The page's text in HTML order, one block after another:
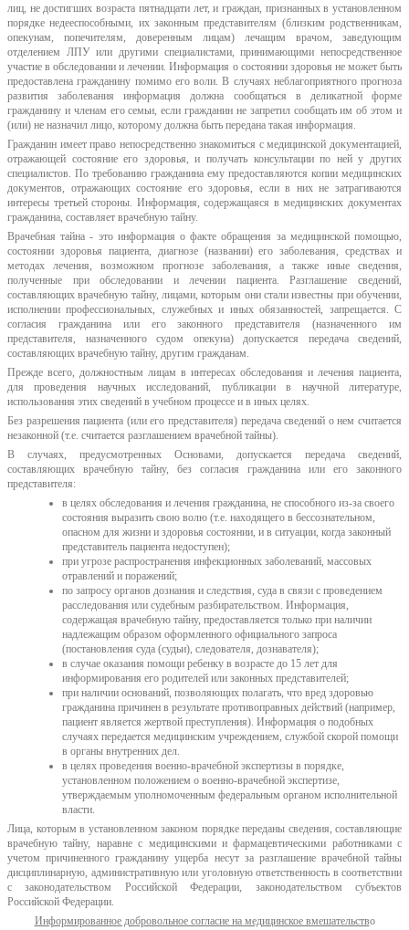
лиц, не достигших возраста пятнадцати лет, и граждан, признанных в установленном
порядке недееспособными, их законным представителям (близким родственникам,
опекунам, попечителям, доверенным лицам) лечащим врачом, заведующим
отделением ЛПУ или другими специалистами, принимающими непосредственное
участие в обследовании и лечении. Информация о состоянии здоровья не может быть
предоставлена гражданину помимо его воли. В случаях неблагоприятного прогноза
развития заболевания информация должна сообщаться в деликатной форме
гражданину и членам его семьи, если гражданин не запретил сообщать им об этом и
(или) не назначил лицо, которому должна быть передана такая информация.
Гражданин имеет право непосредственно знакомиться с медицинской документацией,
отражающей состояние его здоровья, и получать консультации по ней у других
специалистов. По требованию гражданина ему предоставляются копии медицинских
документов, отражающих состояние его здоровья, если в них не затрагиваются
интересы третьей стороны. Информация, содержащаяся в медицинских документах
гражданина, составляет врачебную тайну.
Врачебная тайна - это информация о факте обращения за медицинской помощью,
состоянии здоровья пациента, диагнозе (названии) его заболевания, средствах и
методах лечения, возможном прогнозе заболевания, а также иные сведения,
полученные при обследовании и лечении пациента. Разглашение сведений,
составляющих врачебную тайну, лицами, которым они стали известны при обучении,
исполнении профессиональных, служебных и иных обязанностей, запрещается. С
согласия гражданина или его законного представителя (назначенного им
представителя, назначенного судом опекуна) допускается передача сведений,
составляющих врачебную тайну, другим гражданам.
Прежде всего, должностным лицам в интересах обследования и лечения пациента,
для проведения научных исследований, публикации в научной литературе,
использования этих сведений в учебном процессе и в иных целях.
Без разрешения пациента (или его представителя) передача сведений о нем считается
незаконной (т.е. считается разглашением врачебной тайны).
В случаях, предусмотренных Основами, допускается передача сведений,
составляющих врачебную тайну, без согласия гражданина или его законного
представителя:
в целях обследования и лечения гражданина, не способного из-за своего
состояния выразить свою волю (т.е. находящего в бессознательном,
опасном для жизни и здоровья состоянии, и в ситуации, когда законный
представитель пациента недоступен);
при угрозе распространения инфекционных заболеваний, массовых
отравлений и поражений;
по запросу органов дознания и следствия, суда в связи с проведением
расследования или судебным разбирательством. Информация,
содержащая врачебную тайну, предоставляется только при наличии
надлежащим образом оформленного официального запроса
(постановления суда (судьи), следователя, дознавателя);
в случае оказания помощи ребенку в возрасте до 15 лет для
информирования его родителей или законных представителей;
при наличии оснований, позволяющих полагать, что вред здоровью
гражданина причинен в результате противоправных действий (например,
пациент является жертвой преступления). Информация о подобных
случаях передается медицинским учреждением, службой скорой помощи
в органы внутренних дел.
в целях проведения военно-врачебной экспертизы в порядке,
установленном положением о военно-врачебной экспертизе,
утверждаемым уполномоченным федеральным органом исполнительной
власти.
Лица, которым в установленном законом порядке переданы сведения, составляющие
врачебную тайну, наравне с медицинскими и фармацевтическими работниками с
учетом причиненного гражданину ущерба несут за разглашение врачебной тайны
дисциплинарную, административную или уголовную ответственность в соответствии
с законодательством Российской Федерации, законодательством субъектов
Российской Федерации.
Информированное добровольное согласие на медицинское вмешательство